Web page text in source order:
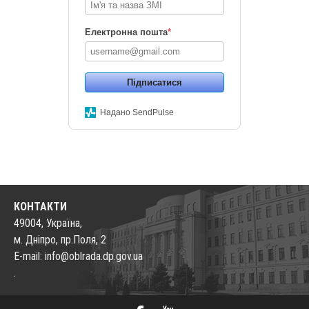
Електронна пошта*
Підписатися
Надано SendPulse
КОНТАКТИ
49004, Україна,
м. Дніпро, пр.Поля, 2
E-mail: info@oblrada.dp.gov.ua
.